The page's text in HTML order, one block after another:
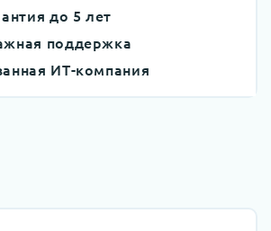
до 5 лет
поддержка
ИТ-компания